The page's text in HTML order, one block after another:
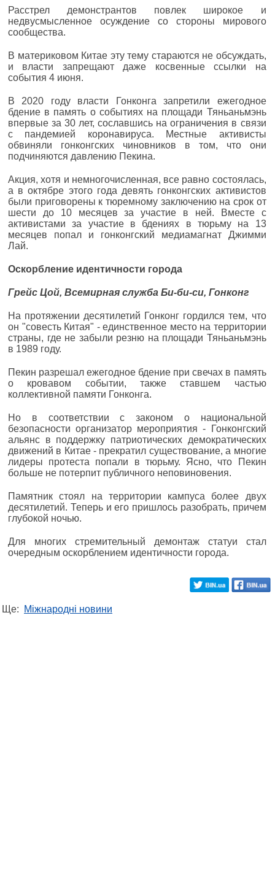
Расстрел демонстрантов повлек широкое и
недвусмысленное осуждение со стороны мирового
сообщества.
В материковом Китае эту тему стараются не обсуждать,
и власти запрещают даже косвенные ссылки на
события 4 июня.
В 2020 году власти Гонконга запретили ежегодное
бдение в память о событиях на площади Тяньаньмэнь
впервые за 30 лет, сославшись на ограничения в связи
с пандемией коронавируса. Местные активисты
обвиняли гонконгских чиновников в том, что они
подчиняются давлению Пекина.
Акция, хотя и немногочисленная, все равно состоялась,
а в октябре этого года девять гонконгских активистов
были приговорены к тюремному заключению на срок от
шести до 10 месяцев за участие в ней. Вместе с
активистами за участие в бдениях в тюрьму на 13
месяцев попал и гонконгский медиамагнат Джимми
Лай.
Оскорбление идентичности города
Грейс Цой, Всемирная служба Би-би-си, Гонконг
На протяжении десятилетий Гонконг гордился тем, что
он "совесть Китая" - единственное место на территории
страны, где не забыли резню на площади Тяньаньмэнь
в 1989 году.
Пекин разрешал ежегодное бдение при свечах в память
о кровавом событии, также ставшем частью
коллективной памяти Гонконга.
Но в соответствии с законом о национальной
безопасности организатор мероприятия - Гонконгский
альянс в поддержку патриотических демократических
движений в Китае - прекратил существование, а многие
лидеры протеста попали в тюрьму. Ясно, что Пекин
больше не потерпит публичного неповиновения.
Памятник стоял на территории кампуса более двух
десятилетий. Теперь и его пришлось разобрать, причем
глубокой ночью.
Для многих стремительный демонтаж статуи стал
очередным оскорблением идентичности города.
Ще: Міжнародні новини